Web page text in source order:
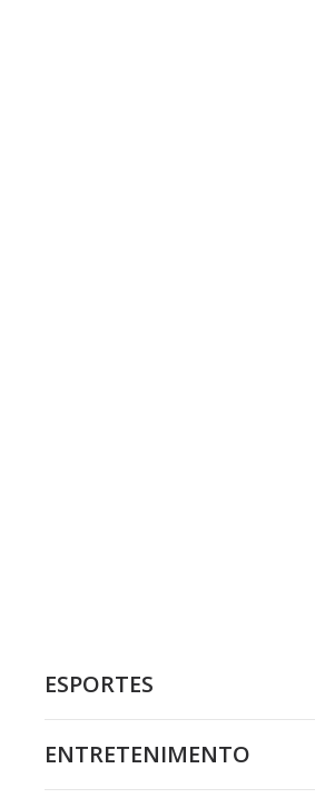
ESPORTES
ENTRETENIMENTO